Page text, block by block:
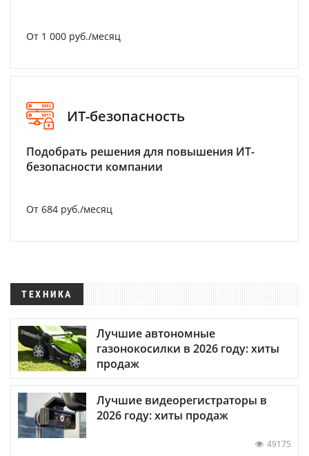
От 1 000 руб./месяц
ИТ-безопасность
Подобрать решения для повышения ИТ-
безопасности компании
От 684 руб./месяц
ТЕХНИКА
Лучшие автономные
газонокосилки в 2026 году: хиты
продаж
Лучшие видеорегистраторы в
2026 году: хиты продаж
49175